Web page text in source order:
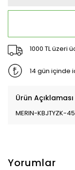
1000 TL üzeri
14 gün içinde
Ürün Açıklaması
MERIN-KBJTYZK-
Yorumlar